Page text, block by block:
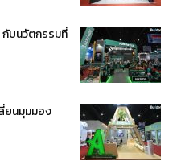
กับนวัตกรรมที่
ยนมุมมอง